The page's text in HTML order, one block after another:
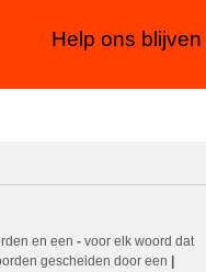
Help ons
en een - voor elk woord dat
gescheiden door een